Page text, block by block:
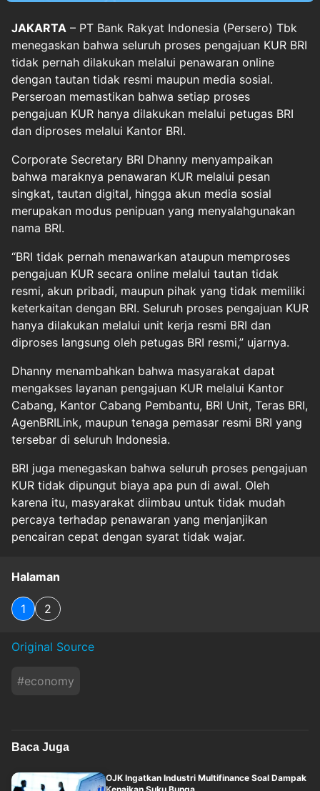
JAKARTA – PT Bank Rakyat Indonesia (Persero) Tbk
menegaskan bahwa seluruh proses pengajuan KUR BRI
tidak pernah dilakukan melalui penawaran online
dengan tautan tidak resmi maupun media sosial.
Perseroan memastikan bahwa setiap proses
pengajuan KUR hanya dilakukan melalui petugas BRI
dan diproses melalui Kantor BRI.
Corporate Secretary BRI Dhanny menyampaikan
bahwa maraknya penawaran KUR melalui pesan
singkat, tautan digital, hingga akun media sosial
merupakan modus penipuan yang menyalahgunakan
nama BRI.
“BRI tidak pernah menawarkan ataupun memproses
pengajuan KUR secara online melalui tautan tidak
resmi, akun pribadi, maupun pihak yang tidak memiliki
keterkaitan dengan BRI. Seluruh proses pengajuan KUR
hanya dilakukan melalui unit kerja resmi BRI dan
diproses langsung oleh petugas BRI resmi,” ujarnya.
Dhanny menambahkan bahwa masyarakat dapat
mengakses layanan pengajuan KUR melalui Kantor
Cabang, Kantor Cabang Pembantu, BRI Unit, Teras BRI,
AgenBRILink, maupun tenaga pemasar resmi BRI yang
tersebar di seluruh Indonesia.
BRI juga menegaskan bahwa seluruh proses pengajuan
KUR tidak dipungut biaya apa pun di awal. Oleh
karena itu, masyarakat diimbau untuk tidak mudah
percaya terhadap penawaran yang menjanjikan
pencairan cepat dengan syarat tidak wajar.
Halaman
1 2
Original Source
#economy
Baca Juga
OJK Ingatkan Industri Multifinance Soal Dampak